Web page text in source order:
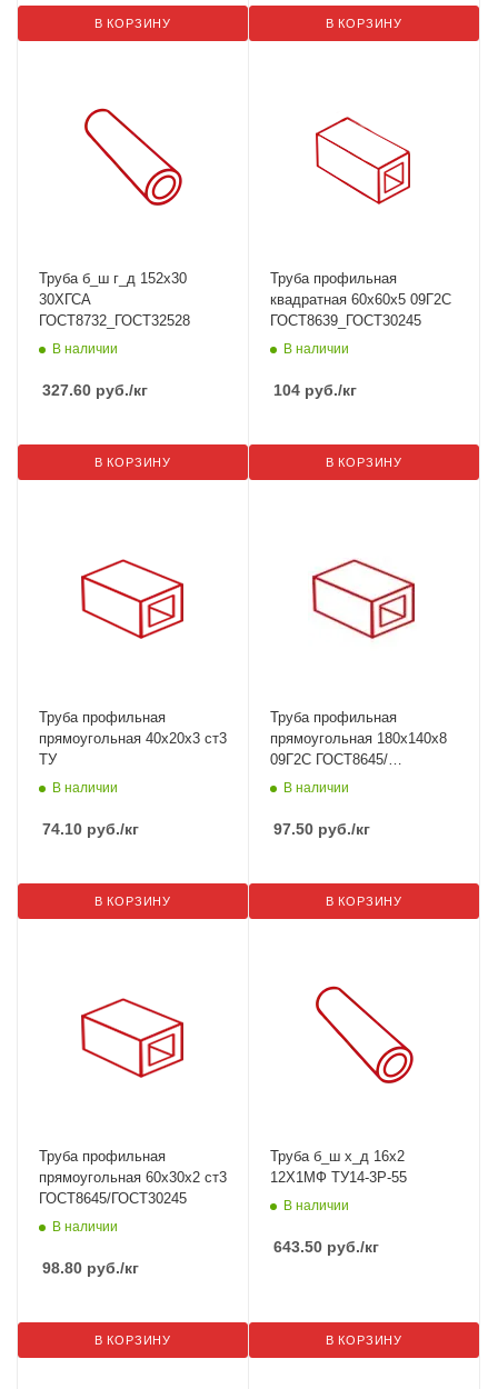
В КОРЗИНУ В КОРЗИНУ
Труба б_ш г_д 152х30
30ХГСА
ГОСТ8732_ГОСТ32528
В наличии
327.60 руб./кг
В КОРЗИНУ
Труба профильная
квадратная 60х60х5 09Г2С
ГОСТ8639_ГОСТ30245
В наличии
104 руб./кг
В КОРЗИНУ
Труба профильная
прямоугольная 40х20х3 ст3
ТУ
В наличии
74.10 руб./кг
В КОРЗИНУ
Труба профильная
прямоугольная 180х140х8
09Г2С ГОСТ8645/
ГОСТ30245
В наличии
97.50 руб./кг
В КОРЗИНУ
Труба профильная
прямоугольная 60х30х2 ст3
ГОСТ8645/ГОСТ30245
В наличии
98.80 руб./кг
В КОРЗИНУ
Труба б_ш х_д 16х2
12Х1МФ ТУ14-3Р-55
В наличии
643.50 руб./кг
В КОРЗИНУ